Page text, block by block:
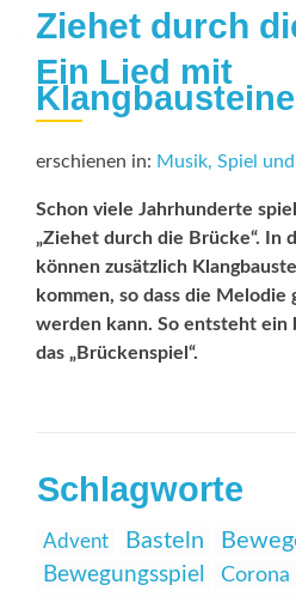
Ziehet durch
Ein Lied mit
erschienen in: Musik, Spiel
Schon viele Jahrhunderte
„Ziehet durch die Brücke“. In
können zusätzlich
kommen, so dass die
werden kann. So entsteht ein
das „Brückenspiel“.
Schlagworte
Advent Basteln
Bewegungsspiel Corona